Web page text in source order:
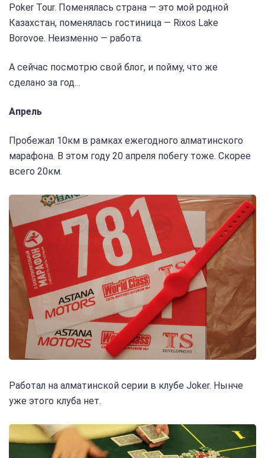
Poker Tour. Поменялась страна — это мой родной
Казахстан, поменялась гостиница — Rixos Lake
Borovoe. Неизменно — работа.
А сейчас посмотрю свой блог, и пойму, что же
сделано за год…
Апрель
Пробежал 10км в рамках ежегодного алматинского
марафона. В этом году 20 апреля побегу тоже. Скорее
всего 20км.
Работал на алматинской серии в клубе Joker. Нынче
уже этого клуба нет.